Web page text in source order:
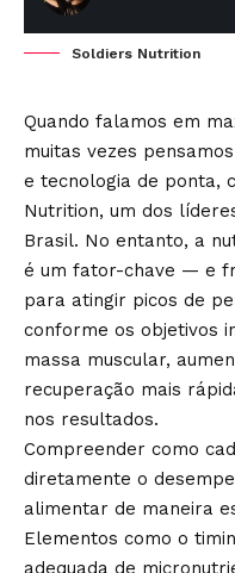
Soldiers Nutrition
Quando falamos em
muitas vezes
e tecnologia de ponta,
Nutrition, um dos
Brasil. No entanto, a
é um fator-chave — e
para atingir picos de
conforme os objetivos
massa muscular,
recuperação mais
nos resultados.
Compreender como
diretamente o
alimentar de maneira
Elementos como o
adequada de